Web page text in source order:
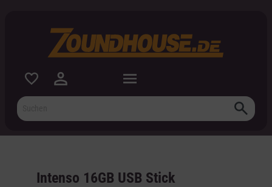
Intenso 16GB USB Stick